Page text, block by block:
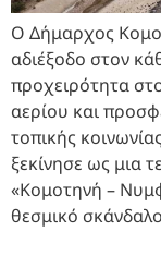
Ο Δήμαρχος
αδιέξοδο στον
προχειρότητα
αερίου και
τοπικής
ξεκίνησε ως μια
«Κομοτηνή –
θεσμικό